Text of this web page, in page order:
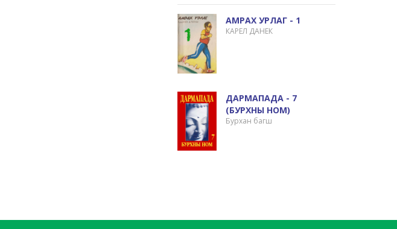
АМРАХ УРЛАГ - 1
КАРЕЛ ДАНЕК
ДАРМАПАДА - 7
(БУРХНЫ HOM)
Бурхан багш